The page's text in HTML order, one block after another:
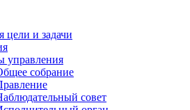
цели и задачи
управления
собрание
совет